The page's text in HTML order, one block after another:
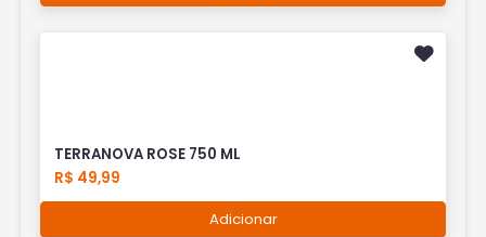
TERRANOVA ROSE 750 ML
R$ 49,99
Adicionar